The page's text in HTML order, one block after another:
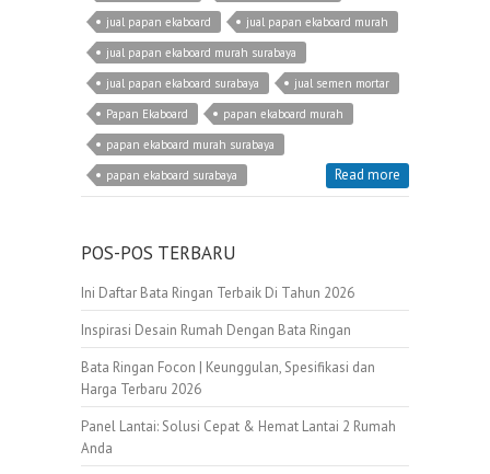
jual papan ekaboard
jual papan ekaboard murah
jual papan ekaboard murah surabaya
jual papan ekaboard surabaya
jual semen mortar
Papan Ekaboard
papan ekaboard murah
papan ekaboard murah surabaya
papan ekaboard surabaya
Read more
POS-POS TERBARU
Ini Daftar Bata Ringan Terbaik Di Tahun 2026
Inspirasi Desain Rumah Dengan Bata Ringan
Bata Ringan Focon | Keunggulan, Spesifikasi dan
Harga Terbaru 2026
Panel Lantai: Solusi Cepat & Hemat Lantai 2 Rumah
Anda